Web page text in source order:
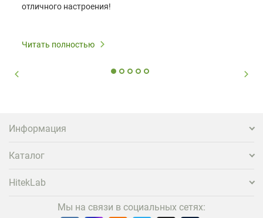
отличного настроения!
Читать полностью
Информация
Каталог
HitekLab
Мы на связи в социальных сетях: